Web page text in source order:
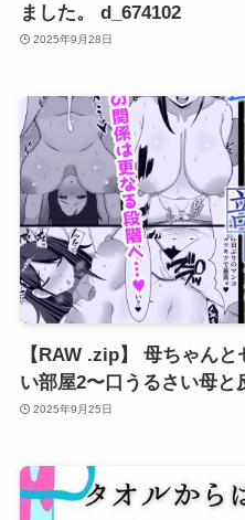
ました。 d_674102
2025年9月28日
【RAW .zip】 母ちゃん
い部屋2〜口うるさい母と
2025年9月25日